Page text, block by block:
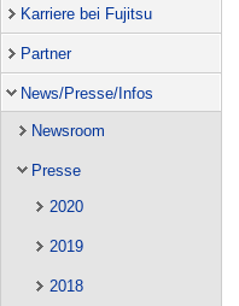
Karriere bei Fujitsu
Partner
News/Presse/Infos
Newsroom
Presse
2020
2019
2018